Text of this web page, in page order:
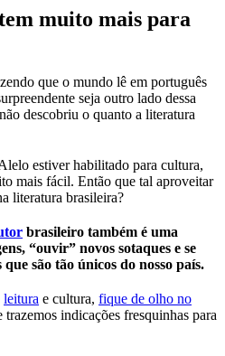
muito mais para
que o mundo lê em português
seja outro lado dessa
descobriu o quanto a literatura
estiver habilitado para cultura,
mais fácil. Então que tal aproveitar
literatura brasileira?
brasileiro também é uma
“ouvir” novos sotaques e se
são tão únicos do nosso país.
leitura e cultura, fique de olho no
trazemos indicações fresquinhas para